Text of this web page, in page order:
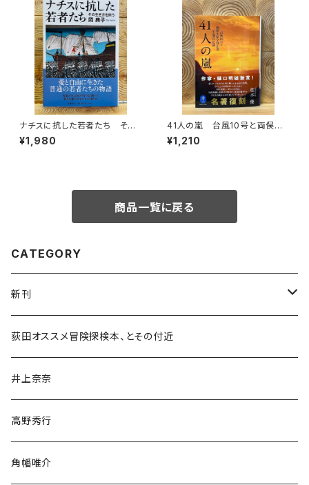
ナチスに抗した若者たち その
生き方を問う
¥1,980
41人の嵐 台風10号と両俣小
屋全登山者生還の一記録
¥1,210
商品一覧に戻る
CATEGORY
新刊
和書
文学・小説・物語
随筆・ノンフィクション・その他
荻田オススメ冒険探検本、とその付近
井上奈奈
高野秀行
角幡唯介